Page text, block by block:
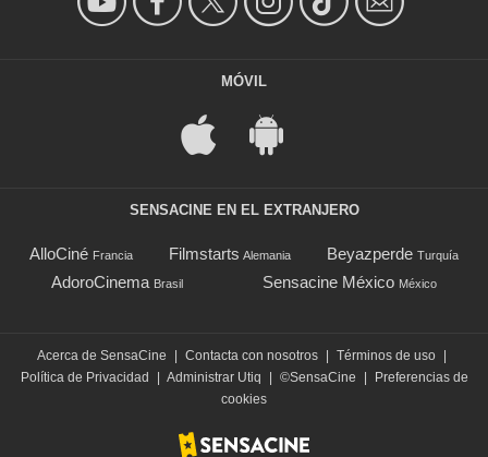
MÓVIL
SENSACINE EN EL EXTRANJERO
AlloCiné Francia Filmstarts Alemania Beyazperde Turquía
AdoroCinema Brasil Sensacine México México
Acerca de SensaCine Contacta con nosotros Términos de uso
Política de Privacidad
Administrar Utiq ©SensaCine
Preferencias de
cookies